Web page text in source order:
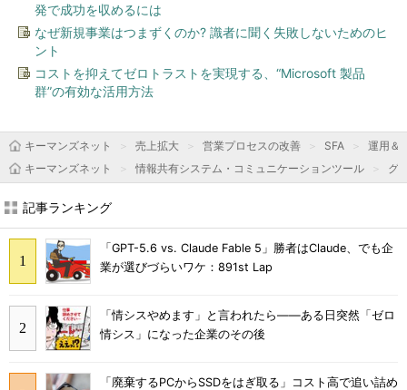
発で成功を収めるには
なぜ新規事業はつまずくのか? 識者に聞く失敗しないためのヒ
ント
コストを抑えてゼロトラストを実現する、“Microsoft 製品
群”の有効な活用方法
キーマンズネット 売上拡大 営業プロセスの改善 SFA
運用＆
キーマンズネット
情報共有システム・コミュニケーションツール グ
記事ランキング
「GPT-5.6 vs. Claude Fable 5」勝者はClaude、でも企
業が選びづらいワケ：891st Lap
「情シスやめます」と言われたら――ある日突然「ゼロ
情シス」になった企業のその後
「廃棄するPCからSSDをはぎ取る」コスト高で追い詰め